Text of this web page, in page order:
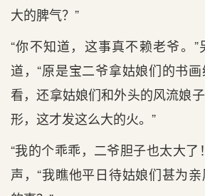
大的脾气？”
“你不知道，这事真不赖老爷。
道，“原是宝二爷拿姑娘们的书
看，还拿姑娘们和外头的风流娘
形，这才发这么大的火。”
“我的个乖乖，二爷胆子也太大了
声，“我瞧他平日待姑娘们甚为